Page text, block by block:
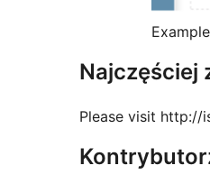
Najczęściej
Please visit http://